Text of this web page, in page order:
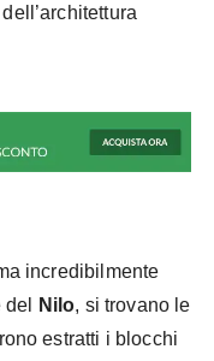
incredibilmente
Nilo, si trovano le
estratti i blocchi